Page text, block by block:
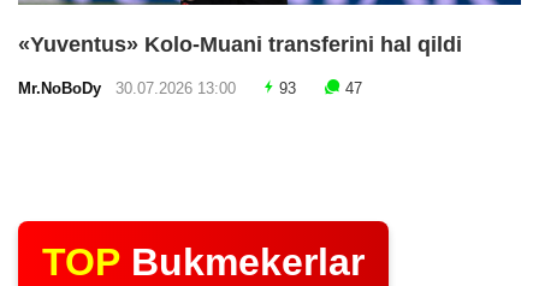
«Yuventus» Kolo-Muani transferini hal qildi
Mr.NoBoDy 30.07.2026 13:00 93 47
TOP Bukmekerlar